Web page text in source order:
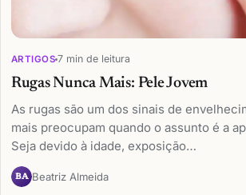
ARTIGOS 7 min de leitura
Rugas Nunca Mais: Pele Jovem
As rugas são um dos sinais de
mais preocupam quando o assunto é a
Seja devido à idade, exposição…
BA Beatriz Almeida